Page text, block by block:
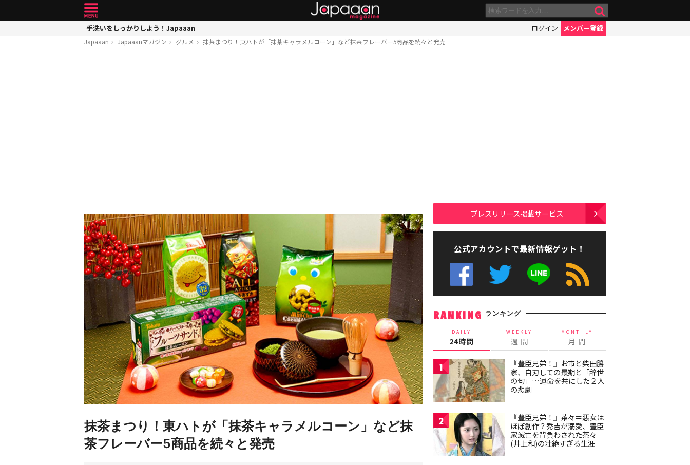
手洗いをしっかりしよう！Japaaan ログイン メンバー登録
Japaaan Japaaanマガジン グルメ 抹茶まつり！東ハトが「抹茶キャラメルコーン」など抹茶フレーバー5商品を続々と発売
抹茶まつり！東ハトが「抹茶キャラメルコーン」など抹
茶フレーバー5商品を続々と発売
プレスリリース掲載サービス
公式アカウントで最新情報ゲット！
RANKING ランキング
DAILY
24時間
WEEKLY
週 間
MONTHLY
月 間
1
『豊臣兄弟！』お市と柴田勝
家、自刃しての最期と「辞世
の句」…運命を共にした２人
の悲劇
2
『豊臣兄弟！』茶々＝悪女は
ほぼ創作？秀吉が溺愛、豊臣
家滅亡を背負わされた茶々
(井上和)の壮絶すぎる生涯